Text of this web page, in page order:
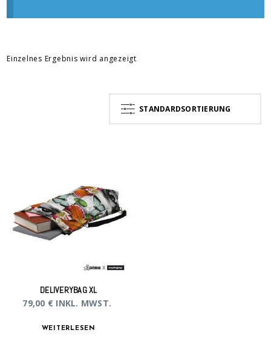
Einzelnes Ergebnis wird angezeigt
STANDARDSORTIERUNG
DELIVERYBAG XL
79,00 € INKL. MWST.
WEITERLESEN